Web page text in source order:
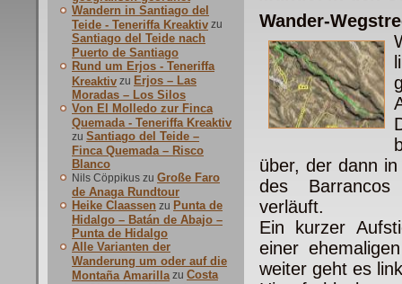
Wandern in Santiago del
Teide - Teneriffa Kreaktiv zu
Santiago del Teide nach
Puerto de Santiago
Rund um Erjos - Teneriffa
Kreaktiv zu Erjos – Las
Moradas – Los Silos
Von El Molledo zur Finca
Quemada - Teneriffa Kreaktiv
zu Santiago del Teide –
Finca Quemada – Risco
Blanco
Nils Cöppikus zu Große Faro
de Anaga Rundtour
Heike Claassen zu Punta de
Hidalgo – Batán de Abajo –
Punta de Hidalgo
Alle Varianten der
Wanderung um oder auf die
Montaña Amarilla zu Costa
Wander-
über, der dann
des Barrancos
verläuft.
Ein kurzer
einer
weiter geht es